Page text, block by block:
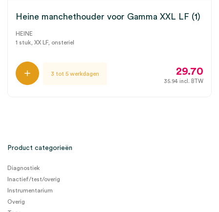
Heine manchethouder voor Gamma XXL LF (1)
HEINE
1 stuk, XX LF, onsteriel
3 tot 5 werkdagen 29.70
35.94 incl. BTW
Product categorieën
Diagnostiek
Inactief/test/overig
Instrumentarium
Overig